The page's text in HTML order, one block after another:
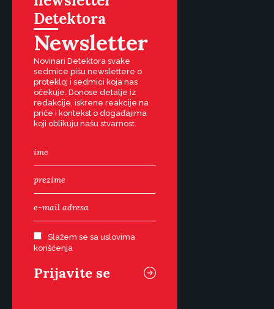
Detektora
Newsletter
Novinari Detektora svake
sedmice pišu newslettere o
protekloj i sedmici koja nas
očekuje. Donose detalje iz
redakcije, iskrene reakcije na
priče i kontekst o događajima
koji oblikuju našu stvarnost.
Slažem se sa uslovima
korišćenja